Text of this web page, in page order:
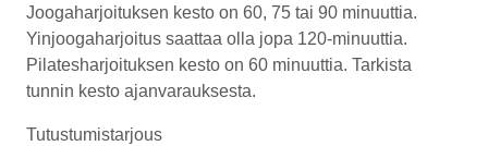
Joogaharjoituksen kesto on 60, 75 tai 90 minuuttia.
Yinjoogaharjoitus saattaa olla jopa 120-minuuttia.
Pilatesharjoituksen kesto on 60 minuuttia. Tarkista
tunnin kesto ajanvarauksesta.
Tutustumistarjous